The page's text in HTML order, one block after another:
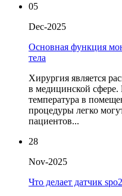
05
Dec-2025
Основная функция
тела
Хирургия является
в медицинской
температура в
процедуры легко
пациентов...
28
Nov-2025
Что делает датчик